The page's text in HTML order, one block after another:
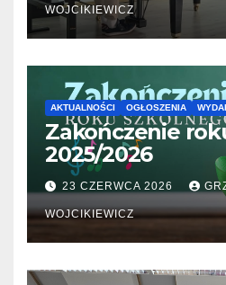
WOJCIKIEWICZ
AKTUALNOŚCI OGŁOSZENIA
Zakończenie
2025/2026
23 CZERWCA 2026
WOJCIKIEWICZ